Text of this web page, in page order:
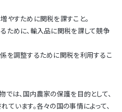
やすために関税を課すこと。
ために、輸入品に関税を課して競争
を調整するために関税を利用するこ
は、国内農家の保護を目的として、
います。各々の国の事情によって、